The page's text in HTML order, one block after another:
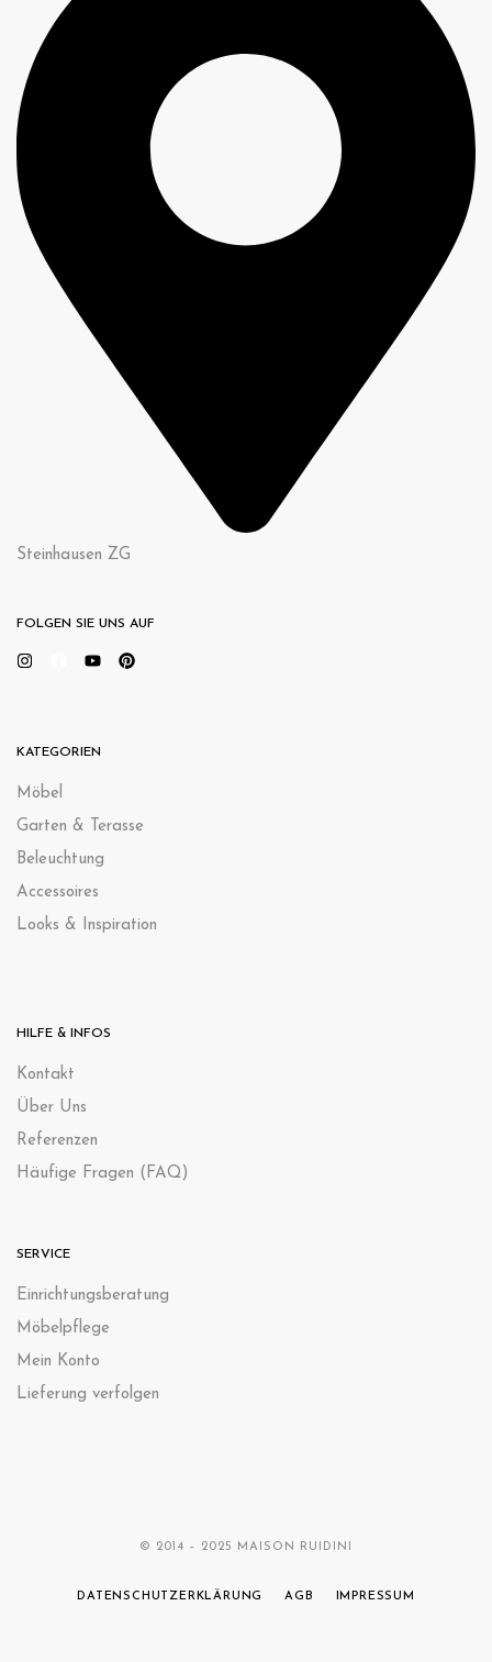
Steinhausen ZG
FOLGEN SIE UNS AUF
KATEGORIEN
Möbel
Garten & Terasse
Beleuchtung
Accessoires
Looks & Inspiration
HILFE & INFOS
Kontakt
Über Uns
Referenzen
Häufige Fragen (FAQ)
SERVICE
Einrichtungsberatung
Möbelpflege
Mein Konto
Lieferung verfolgen
© 2014 – 2025 MAISON RUIDINI
DATENSCHUTZERKLÄRUNG AGB IMPRESSUM